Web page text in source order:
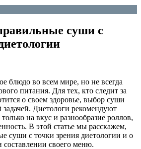
суши с
блюдо во всем мире, но не всегда
питания. Для тех, кто следит за
о своем здоровье, выбор суши
задачей. Диетологи рекомендуют
на вкус и разнообразие роллов,
В этой статье мы расскажем,
суши с точки зрения диетологии и о
своего меню.